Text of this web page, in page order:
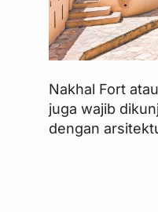
Nakhal Fort
juga wajib
dengan